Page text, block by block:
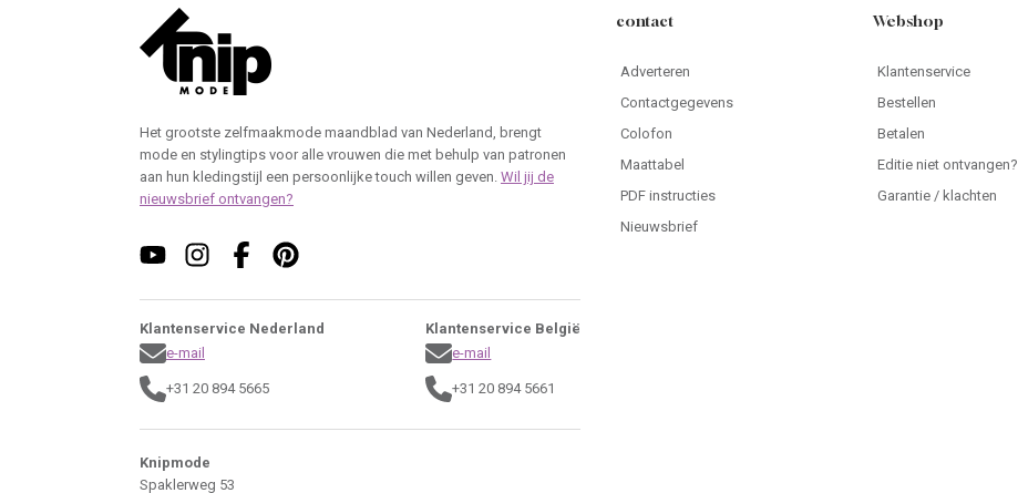
Het grootste zelfmaakmode maandblad van Nederland, brengt
mode en stylingtips voor alle vrouwen die met behulp van patronen
aan hun kledingstijl een persoonlijke touch willen geven. Wil jij de
nieuwsbrief ontvangen?
Klantenservice Nederland
e-mail
+31 20 894 5665
Klantenservice België
e-mail
+31 20 894 5661
Knipmode
Spaklerweg 53
contact
Adverteren
Contactgegevens
Colofon
Maattabel
PDF instructies
Nieuwsbrief
Webshop
Klantenservice
Bestellen
Betalen
Editie niet ontvangen?
Garantie / klachten